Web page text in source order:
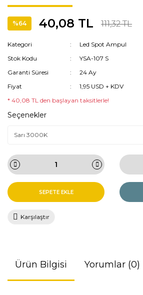
%64 40,08 TL 111,32 TL
Kategori
Led Spot Ampul
Stok Kodu
YSA-107 S
Garanti Süresi
24 Ay
Fiyat
1,95 USD + KDV
* 40,08 TL den başlayan taksitlerle!
Seçenekler
SEPETE EKLE
Karşılaştır
Ürün Bilgisi Yorumlar (0)